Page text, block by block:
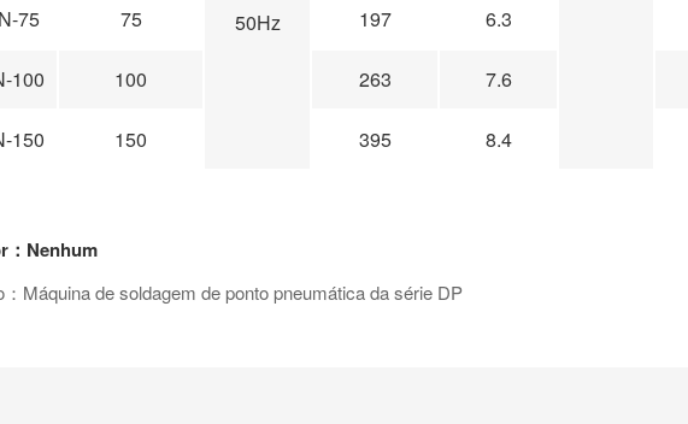
50Hz
75 75 197 6.3
100 100 263 7.6
150 150 395 8.4
：Nenhum
Máquina de soldagem de ponto pneumática da série DP